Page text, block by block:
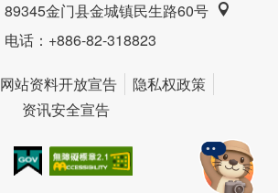
89345金门县金城镇民生路60号
电话：+886-82-318823
网站资料开放宣告
隐私权政策
资讯安全宣告